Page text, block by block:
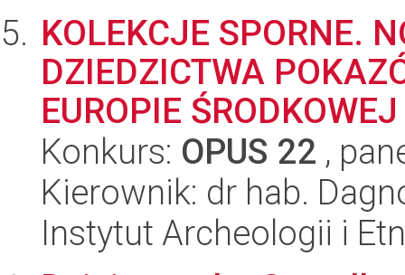
KOLEKCJE SPORNE.
DZIEDZICTWA
EUROPIE
Konkurs: OPUS 22 ,
Kierownik: dr hab.
Instytut Archeologii i